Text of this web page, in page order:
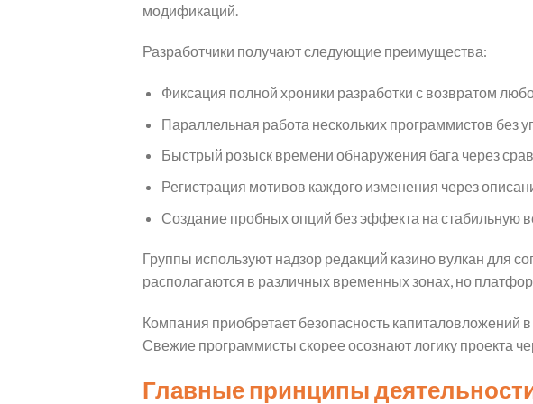
модификаций.
Разработчики получают следующие преимущества:
Фиксация полной хроники разработки с возвратом
Параллельная работа нескольких программистов без
Быстрый розыск времени обнаружения бага через
Регистрация мотивов каждого изменения через
Создание пробных опций без эффекта на стабильную
Группы используют надзор редакций казино вулкан для
располагаются в различных временных зонах, но
Компания приобретает безопасность капиталовложений
Свежие программисты скорее осознают логику проекта
Главные принципы